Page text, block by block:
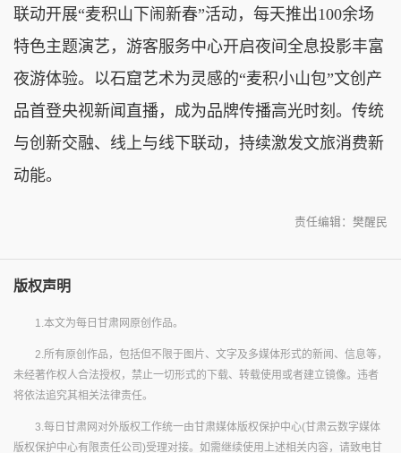
联动开展“麦积山下闹新春”活动，每天推出100余场
特色主题演艺，游客服务中心开启夜间全息投影丰富
夜游体验。以石窟艺术为灵感的“麦积小山包”文创产
品首登央视新闻直播，成为品牌传播高光时刻。传统
与创新交融、线上与线下联动，持续激发文旅消费新
动能。
责任编辑：樊醒民
版权声明
1.本文为每日甘肃网原创作品。
2.所有原创作品，包括但不限于图片、文字及多媒体形式的新闻、信息等，
未经著作权人合法授权，禁止一切形式的下载、转载使用或者建立镜像。违者
将依法追究其相关法律责任。
3.每日甘肃网对外版权工作统一由甘肃媒体版权保护中心(甘肃云数字媒体
版权保护中心有限责任公司)受理对接。如需继续使用上述相关内容，请致电甘